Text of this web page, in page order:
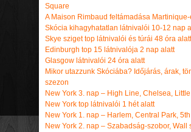
Square
A Maison Rimbaud feltámadása Martinique-
Skócia kihagyhatatlan látnivalói 10-12 nap
Skye sziget top látnivalói és túrái 48 óra alatt
Edinburgh top 15 látnivalója 2 nap alatt
Glasgow látnivalói 24 óra alatt
Mikor utazzunk Skóciába? Időjárás, árak,
szezon
New York 3. nap – High Line, Chelsea,
New York top látnivalói 1 hét alatt
New York 1. nap – Harlem, Central Park,
New York 2. nap – Szabadság-szobor, Wall